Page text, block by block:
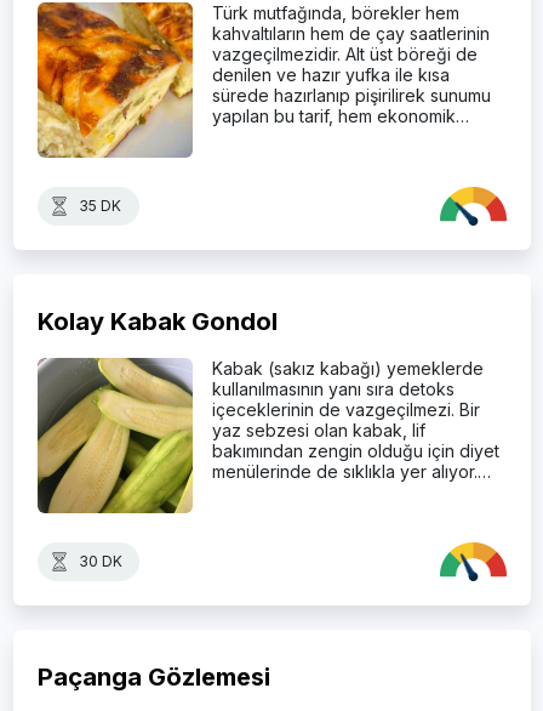
Türk mutfağında, börekler hem
kahvaltıların hem de çay saatlerinin
vazgeçilmezidir. Alt üst böreği de
denilen ve hazır yufka ile kısa
sürede hazırlanıp pişirilirek sunumu
yapılan bu tarif, hem ekonomik…
35 DK
Kolay Kabak Gondol
Kabak (sakız kabağı) yemeklerde
kullanılmasının yanı sıra detoks
içeceklerinin de vazgeçilmezi. Bir
yaz sebzesi olan kabak, lif
bakımından zengin olduğu için diyet
menülerinde de sıklıkla yer alıyor.…
30 DK
Paçanga Gözlemesi